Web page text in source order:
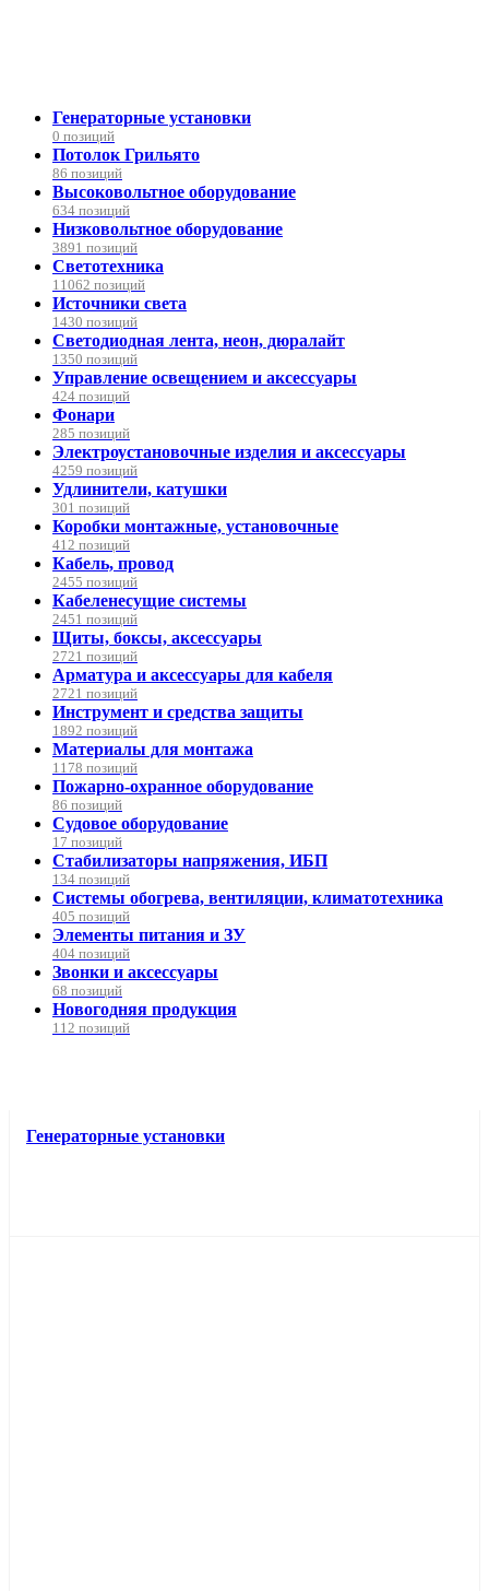
Генераторные установки
0 позиций
Потолок Грильято
86 позиций
Высоковольтное оборудование
634 позиций
Низковольтное оборудование
3891 позиций
Светотехника
11062 позиций
Источники света
1430 позиций
Светодиодная лента, неон, дюралайт
1350 позиций
Управление освещением и аксессуары
424 позиций
Фонари
285 позиций
Электроустановочные изделия и аксессуары
4259 позиций
Удлинители, катушки
301 позиций
Коробки монтажные, установочные
412 позиций
Кабель, провод
2455 позиций
Кабеленесущие системы
2451 позиций
Щиты, боксы, аксессуары
2721 позиций
Арматура и аксессуары для кабеля
2721 позиций
Инструмент и средства защиты
1892 позиций
Материалы для монтажа
1178 позиций
Пожарно-охранное оборудование
86 позиций
Судовое оборудование
17 позиций
Стабилизаторы напряжения, ИБП
134 позиций
Системы обогрева, вентиляции, климатотехника
405 позиций
Элементы питания и ЗУ
404 позиций
Звонки и аксессуары
68 позиций
Новогодняя продукция
112 позиций
Генераторные установки